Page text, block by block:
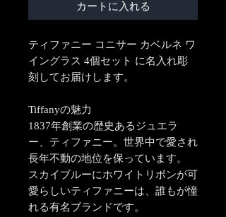
カートに入れる
ティファニー コニサー カベルネ ワ
イングラス 4個セット に名入れ彫
刻してお届けします。
Tiffanyの魅力
1837年創業の歴史あるジュエラ
ー、ティファニー。世界中で愛され
長年不動の地位を保っています。
スカイブルーにホワイトリボンが可
愛らしいティファニーは、誰もが憧
れる有名ブランドです。